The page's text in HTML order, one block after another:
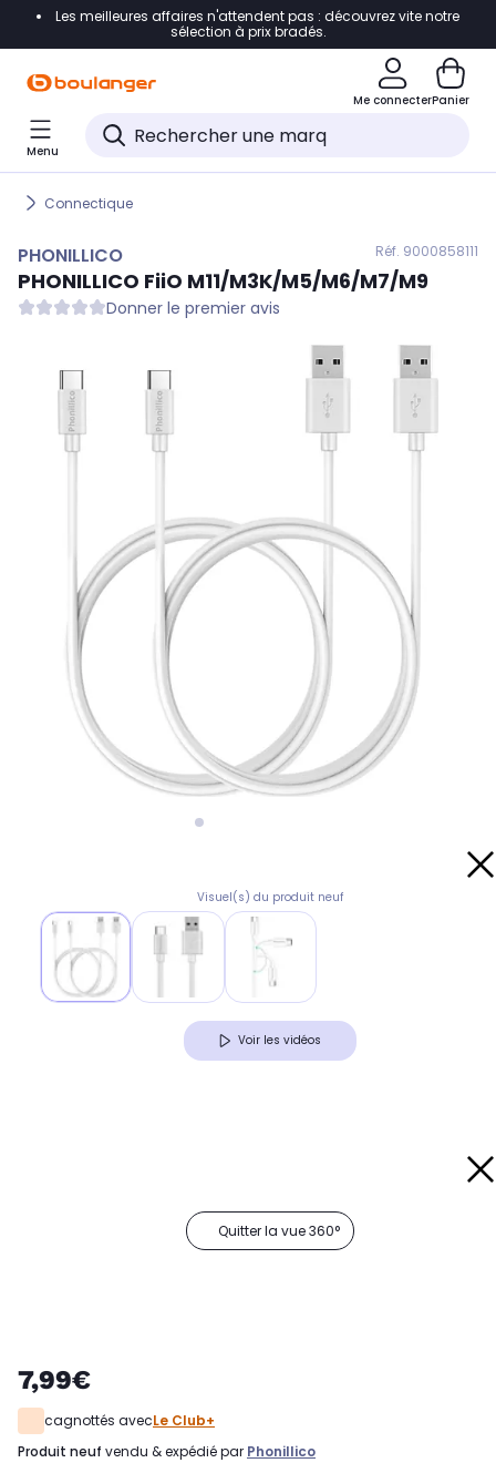
Accéder directement à la navigation
Accéder directement au pied de page
Accéder directement au chatbot
Les meilleures affaires n'attendent pas : découvrez vite notre
sélection à prix bradés.
Me connecterPanier
Menu
Connectique
PHONILLICO Réf. 9000858111
PHONILLICO FiiO M11/M3K/M5/M6/M7/M9
Donner le premier avis
Visuel(s) du produit neuf
Voir les vidéos
Quitter la vue 360°
7,99€
cagnottés avecLe Club+
produit neuf vendu & expédié par Phonillico